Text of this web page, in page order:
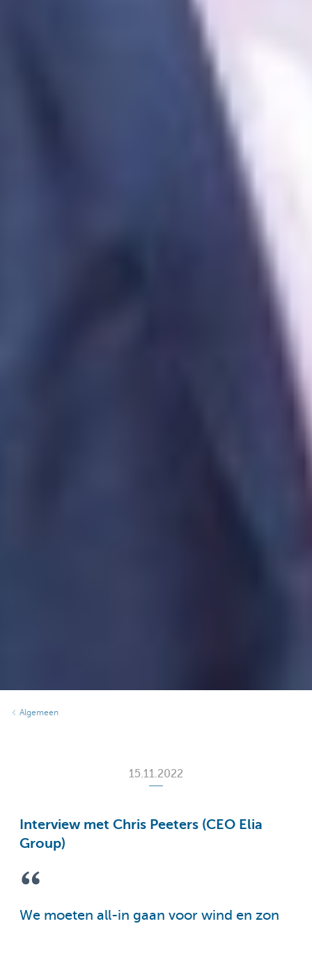
Algemeen
15.11.2022
Interview met Chris Peeters (CEO Elia
Group)
We moeten all-in gaan voor wind en zon